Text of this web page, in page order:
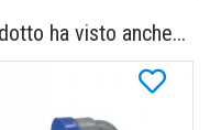
ha visto anche...